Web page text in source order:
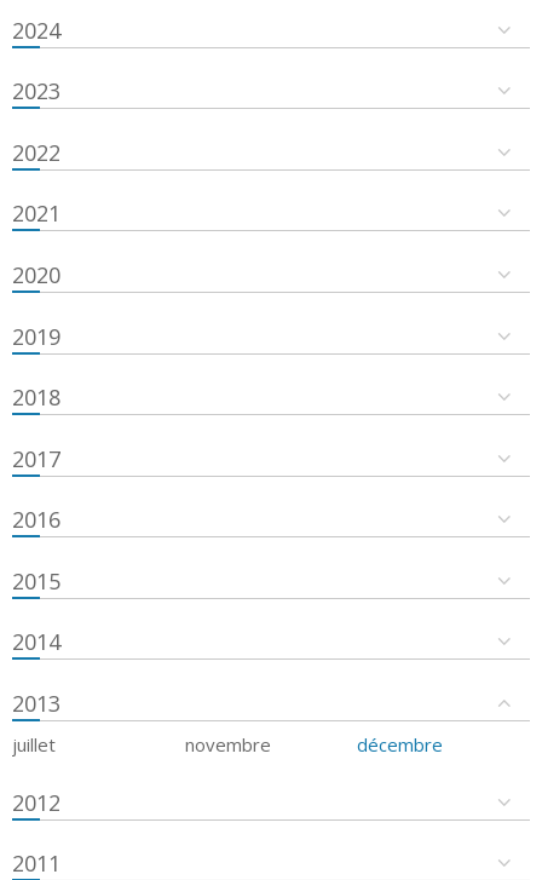
2024
2023
2022
2021
2020
2019
2018
2017
2016
2015
2014
2013
juillet novembre décembre
2012
2011